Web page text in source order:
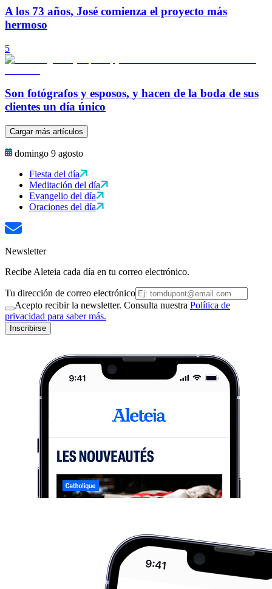
A los 73 años, José comienza el proyecto más
hermoso
5
Son fotógrafos y esposos, y hacen de la boda de sus
clientes un día único
Cargar más artículos
domingo 9 agosto
Fiesta del día
Meditación del día
Evangelio del día
Oraciones del día
Newsletter
Recibe Aleteia cada día en tu correo electrónico.
Tu dirección de correo electrónico
Acepto recibir la newsletter. Consulta nuestra Política de
privacidad para saber más.
Inscribirse